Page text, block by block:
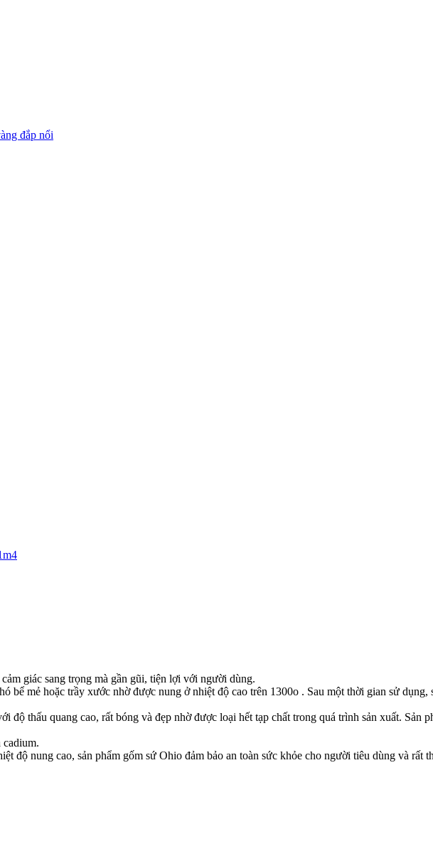
đắp nổi
giác sang trọng mà gần gũi, tiện lợi với người dùng.
bể mẻ hoặc trầy xước nhờ được nung ở nhiệt độ cao trên 1300o . Sau một thời gian sử
độ thấu quang cao, rất bóng và đẹp nhờ được loại hết tạp chất trong quá trình sản xuất.
độ nung cao, sản phẩm gốm sứ Ohio đảm bảo an toàn sức khỏe cho người tiêu dùng và rất